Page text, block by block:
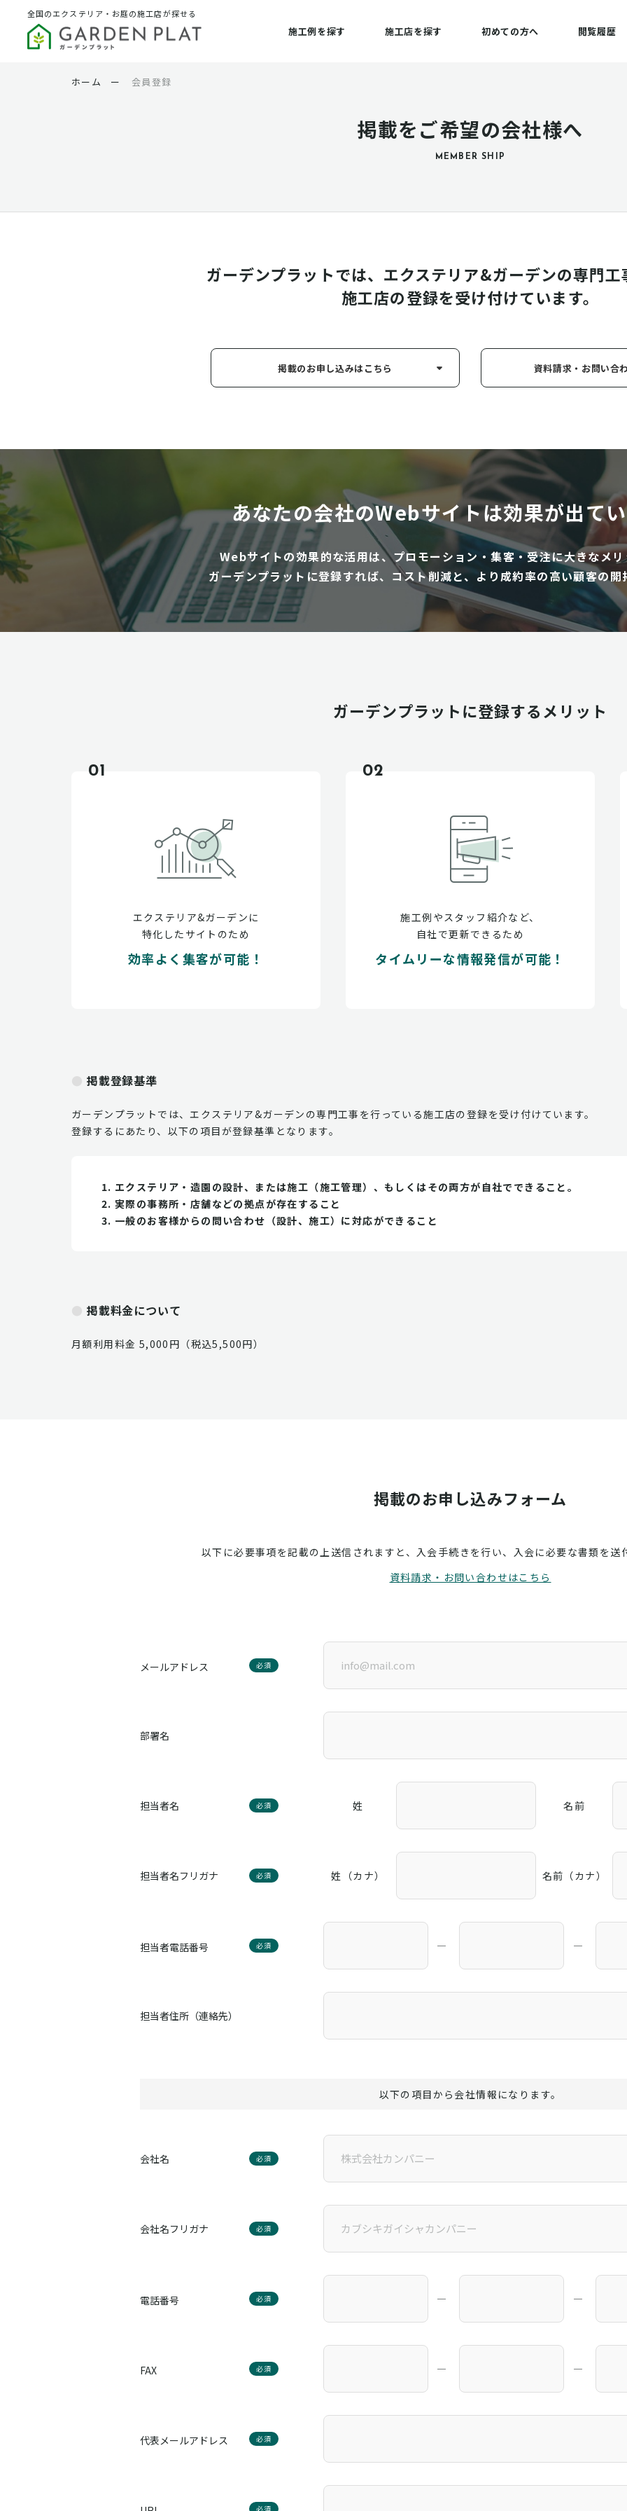
全国のエクステリア・お庭の施工店が探せる
施工例を探す 施工店を探す 初めての方へ 閲覧履歴
掲載をご希望の会社様へ
MEMBER SHIP
ホーム ー 会員登録
ガーデンプラットでは、エクステリア&ガーデンの専門工
施工店の登録を受け付けています。
掲載のお申し込みはこちら 資料請求・お問い合
あなたの会社のWebサイトは効果が出て
Webサイトの効果的な活用は、プロモーション・集客・受注に大きなメ
ガーデンプラットに登録すれば、コスト削減と、より成約率の高い顧客の開
ガーデンプラットに登録するメリット
01
エクステリア&ガーデンに
特化したサイトのため
効率よく集客が可能！
02
施工例やスタッフ紹介など、
自社で更新できるため
タイムリーな情報発信が可能！
掲載登録基準
ガーデンプラットでは、エクステリア&ガーデンの専門工事を行っている施工店の登録を受け付けています。
登録するにあたり、以下の項目が登録基準となります。
エクステリア・造園の設計、または施工（施工管理）、もしくはその両方が自社でできること。
実際の事務所・店舗などの拠点が存在すること
一般のお客様からの問い合わせ（設計、施工）に対応ができること
掲載料金について
月額利用料金 5,000円（税込5,500円）
掲載のお申し込みフォーム
以下に必要事項を記載の上送信されますと、入会手続きを行い、入会に必要な書類を送
資料請求・お問い合わせはこちら
メールアドレス 必須
部署名
担当者名 必須 姓 名前
担当者名フリガナ 必須 姓（カナ） 名前（カナ）
担当者電話番号 必須 ― ―
担当者住所（連絡先）
以下の項目から会社情報になります。
会社名 必須
会社名フリガナ 必須
電話番号 必須 ― ―
FAX 必須 ― ―
代表メールアドレス 必須
必須